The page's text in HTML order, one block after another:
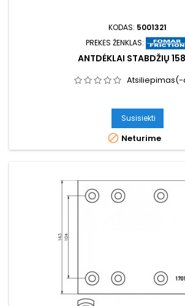
KODAS: 5001321
PREKĖS ŽENKLAS:
ANTDĖKLAI STABDŽIŲ
Atsiliepimas(-
Susisiekti
 Neturime